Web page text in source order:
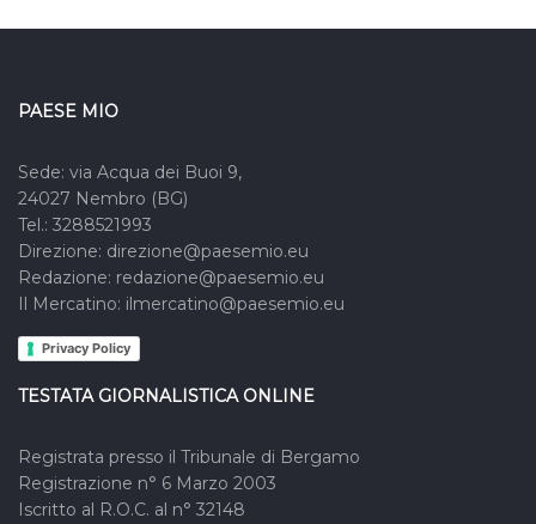
collaborazione e l’energia positiva che avete saputo
comunità perché seminano nei ragazzi valori di amicizia,
futuro. A nome dell’Amministrazione comunale e
personalmente, rinnovo la mia gratitudine per l’impegno, la
passione e l’esempio che continuate ad offrire
PAESE MIO
Sede: via Acqua dei Buoi 9,
24027 Nembro (BG)
Tel.: 3288521993
Direzione: direzione@paesemio.eu
Redazione: redazione@paesemio.eu
Il Mercatino: ilmercatino@paesemio.eu
Privacy Policy
TESTATA GIORNALISTICA ONLINE
Registrata presso il Tribunale di Bergamo
Registrazione n° 6 Marzo 2003
Iscritto al R.O.C. al n° 32148